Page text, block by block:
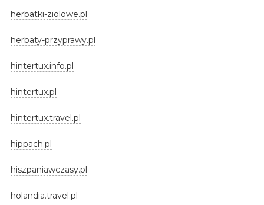
herbatki-ziolowe.pl
herbaty-przyprawy.pl
hintertux.info.pl
hintertux.pl
hintertux.travel.pl
hippach.pl
hiszpaniawczasy.pl
holandia.travel.pl